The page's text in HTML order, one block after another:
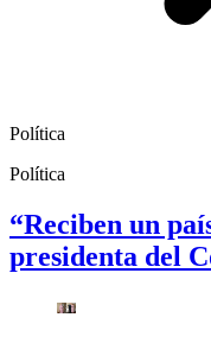
Política
Política
“Reciben un
presidenta del